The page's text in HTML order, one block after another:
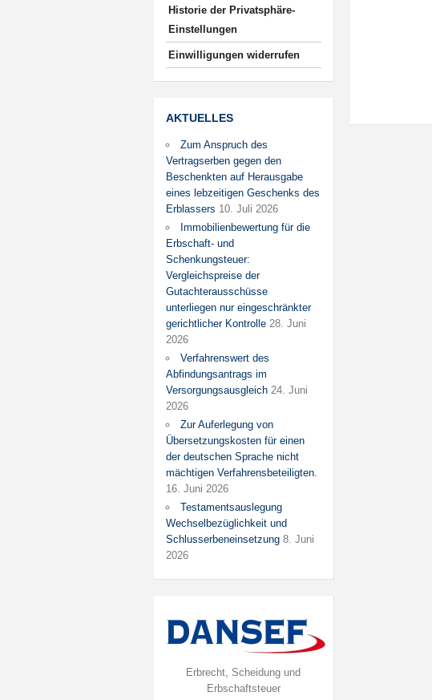
Historie der Privatsphäre-
Einstellungen
Einwilligungen widerrufen
AKTUELLES
Zum Anspruch des
Vertragserben gegen den
Beschenkten auf Herausgabe
eines lebzeitigen Geschenks des
Erblassers 10. Juli 2026
Immobilienbewertung für die
Erbschaft- und
Schenkungsteuer:
Vergleichspreise der
Gutachterausschüsse
unterliegen nur eingeschränkter
gerichtlicher Kontrolle 28. Juni
2026
Verfahrenswert des
Abfindungsantrags im
Versorgungsausgleich 24. Juni
2026
Zur Auferlegung von
Übersetzungskosten für einen
der deutschen Sprache nicht
mächtigen Verfahrensbeteiligten.
16. Juni 2026
Testamentsauslegung
Wechselbezüglichkeit und
Schlusserbeneinsetzung 8. Juni
2026
Erbrecht, Scheidung und
Erbschaftsteuer